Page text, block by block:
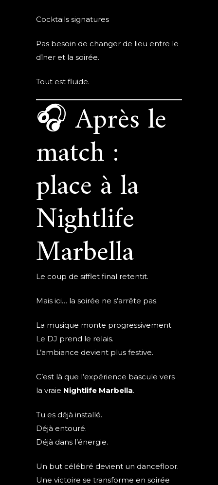
Cocktails signatures
Pas besoin de changer de lieu entre le
dîner et la soirée.
Tout est fluide.
🎧 Après le
match :
place à la
Nightlife
Marbella
Le coup de sifflet final retentit.
Mais ici… la soirée ne s’arrête pas.
La musique monte progressivement.
Le DJ prend le relais.
L’ambiance devient plus festive.
C’est là que l’expérience bascule vers
la vraie Nightlife Marbella.
Tu es déjà installé.
Déjà entouré.
Déjà dans l’énergie.
Un but célébré devient un dancefloor.
Une victoire se transforme en soirée